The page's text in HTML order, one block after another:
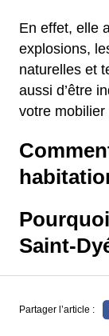
En effet, elle
explosions,
naturelles et
aussi d’être
votre
Saint-
Partager l’article :